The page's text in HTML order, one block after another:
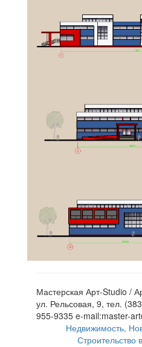
Мастерская Арт-Studio /
ул. Рельсовая, 9, тел.
955-9335 e-mail:master-
Недвижимость,